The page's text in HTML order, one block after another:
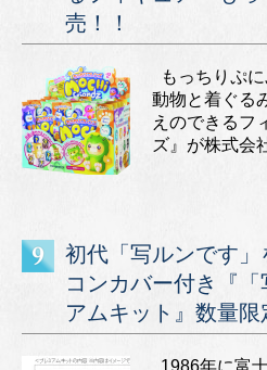
売！！
もっちりぷ
動物と着ぐる
えのできるフ
ズ』が株式会
初代「写ルンです」
コンカバー付き『
アムキット』数量限
1986年に富